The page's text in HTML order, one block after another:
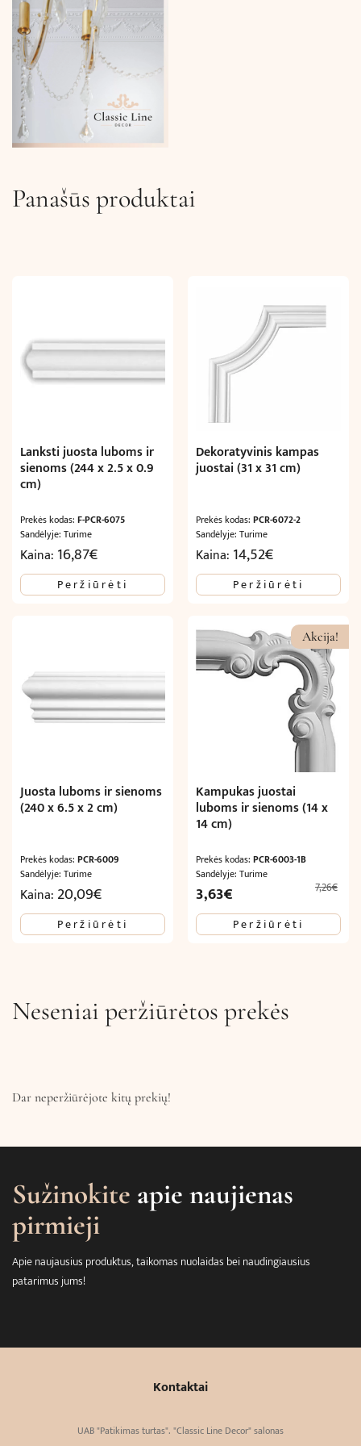
Panašūs produktai
Lanksti juosta luboms ir
sienoms (244 x 2.5 x 0.9
cm)
Prekės kodas: F-PCR-6075
Sandėlyje: Turime
Kaina: 16,87€
Peržiūrėti
Dekoratyvinis kampas
juostai (31 x 31 cm)
Prekės kodas:PCR-6072-2
Sandėlyje: Turime
Kaina: 14,52€
Peržiūrėti
Juosta luboms ir sienoms
(240 x 6.5 x 2 cm)
Prekės kodas: PCR-6009
Sandėlyje: Turime
Kaina: 20,09€
Peržiūrėti
Akcija!
Kampukas juostai
luboms ir sienoms (14 x
14 cm)
Prekės kodas:PCR-6003-1B
Sandėlyje: Turime
7,26€
Original
price
was:
3,63€
price
is:
Peržiūrėti
Neseniai peržiūrėtos prekės
Dar neperžiūrėjote kitų prekių!
Sužinokite apie naujienas
pirmieji
Apie naujausius produktus, taikomas nuolaidas bei naudingiausius
patarimus jums!
Kontaktai
UAB "Patikimas turtas". "Classic Line Decor" salonas